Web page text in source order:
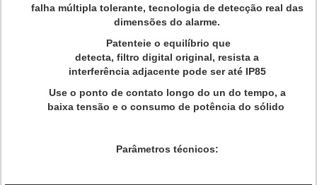
falha múltipla tolerante, tecnologia de detecção real das
dimensões do alarme.
Patenteie o equilíbrio que
detecta, filtro digital original, resista a
interferência adjacente pode ser até IP85
Use o ponto de contato longo do un do tempo, a
baixa tensão e o consumo de potência do sólido
Parâmetros técnicos: